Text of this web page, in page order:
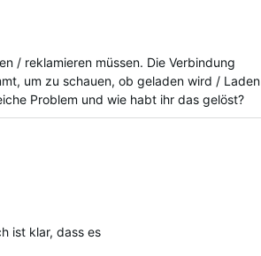
/ reklamieren müssen. Die Verbindung
um zu schauen, ob geladen wird / Laden
Problem und wie habt ihr das gelöst?
ist klar, dass es